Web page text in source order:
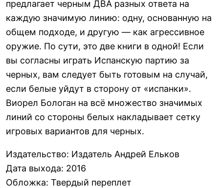
предлагает черным ДВА разных ответа на
каждую значимую линию: одну, основанную на
общем подходе, и другую — как агрессивное
оружие. По сути, это две книги в одной! Если
вы согласны играть Испанскую партию за
черных, вам следует быть готовым на случай,
если белые уйдут в сторону от «испанки».
Виорел Бологан на всё множество значимых
линий со стороны белых накладывает сетку
игровых вариантов для черных.
Издательство: Издатель Андрей Ельков
Дата выхода: 2016
Обложка: Твердый переплет